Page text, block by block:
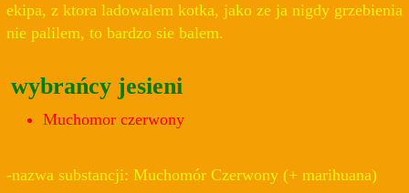
ekipa, z ktora ladowalem kotka, jako ze ja nigdy grzebienia
nie palilem, to bardzo sie balem.
wybrańcy jesieni
Muchomor czerwony
-nazwa substancji: Muchomór Czerwony (+ marihuana)